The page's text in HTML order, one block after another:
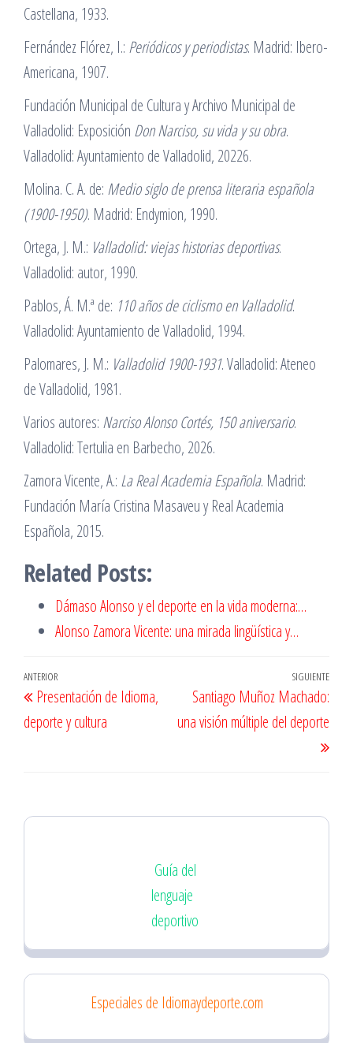
Castellana, 1933.
Fernández Flórez, I.: Periódicos y periodistas. Madrid: Ibero-
Americana, 1907.
Fundación Municipal de Cultura y Archivo Municipal de
Valladolid: Exposición Don Narciso, su vida y su obra.
Valladolid: Ayuntamiento de Valladolid, 20226.
Molina. C. A. de: Medio siglo de prensa literaria española
(1900-1950). Madrid: Endymion, 1990.
Ortega, J. M.: Valladolid: viejas historias deportivas.
Valladolid: autor, 1990.
Pablos, Á. M.ª de: 110 años de ciclismo en Valladolid.
Valladolid: Ayuntamiento de Valladolid, 1994.
Palomares, J. M.: Valladolid 1900-1931. Valladolid: Ateneo
de Valladolid, 1981.
Varios autores: Narciso Alonso Cortés, 150 aniversario.
Valladolid: Tertulia en Barbecho, 2026.
Zamora Vicente, A.: La Real Academia Española. Madrid:
Fundación María Cristina Masaveu y Real Academia
Española, 2015.
Related Posts:
Dámaso Alonso y el deporte en la vida moderna:…
Alonso Zamora Vicente: una mirada lingüística y…
Navegación
de
entradas
Entrada
anterior
ANTERIOR
Presentación de Idioma,
deporte y cultura
SIGUIENTE
Santiago Muñoz Machado:
una visión múltiple del deporte
Guía del
lenguaje
deportivo
Especiales de Idiomaydeporte.com